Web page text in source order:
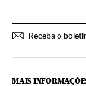
Receba o
MAIS